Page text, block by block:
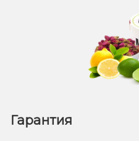
Гарантия